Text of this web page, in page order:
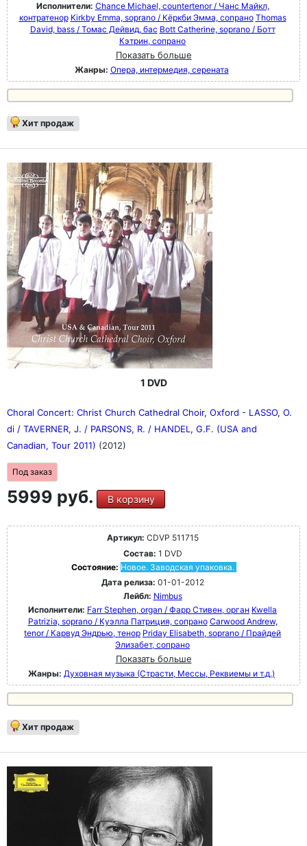
Исполнители: Chance Michael, countertenor / Чанс Майкл,
контратенор Kirkby Emma, soprano / Кёркби Эмма, сопрано Thomas
David, bass / Томас Дейвид, бас Bott Catherine, soprano / Ботт
Кэтрин, сопрано
Показать больше
Жанры: Опера, интермедия, серената
Хит продаж
1 DVD
Choral Concert: Christ Church Cathedral Choir, Oxford - LASSO, O.
di / TAVERNER, J. / PARSONS, R. / HANDEL, G.F. (USA and
Canadian, Tour 2011) (2012)
Под заказ
5999 руб. В корзину
Артикул: CDVP 511715
Состав: 1 DVD
Состояние: Новое. Заводская упаковка.
Дата релиза: 01-01-2012
Лейбл: Nimbus
Исполнители: Farr Stephen, organ / Фарр Стивен, орган Kwella
Patrizia, soprano / Куэлла Патриция, сопрано Carwood Andrew,
tenor / Карвуд Эндрью, тенор Priday Elisabeth, soprano / Прайдей
Элизабет, сопрано
Показать больше
Жанры: Духовная музыка (Страсти, Мессы, Реквиемы и т.д.)
Хит продаж